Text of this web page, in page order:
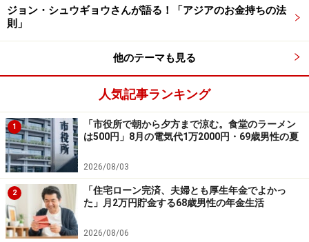
になるが、その後の生活を保障されていない。就職氷河
期の時代に過ごしてきた。何かできる仕事が他にあるか
と言われたら何もないので、このまま甘んじて現職場に
いるしかない」と語られていました。
ジョン・シュウギョウさんが語る！「アジアのお金持ちの法
則」
他のテーマも見る
人気記事ランキング
1
「市役所で朝から夕方まで涼む。食堂のラーメン
は500円」8月の電気代1万2000円・69歳男性の夏
2026/08/03
2
「住宅ローン完済、夫婦とも厚生年金でよかっ
た」月2万円貯金する68歳男性の年金生活
2026/08/06